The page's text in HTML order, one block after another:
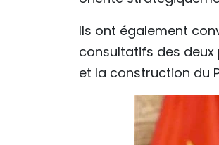
Ils ont également
consultatifs des deux
et la construction du